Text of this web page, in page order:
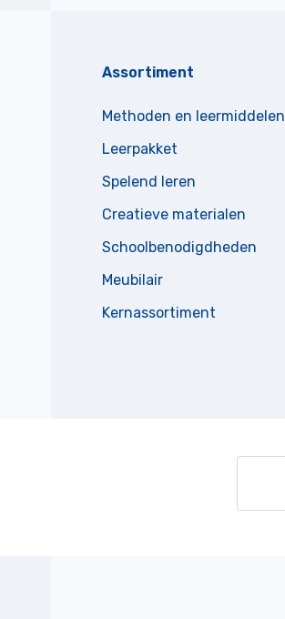
Assortiment
Methoden en leermiddelen
Leerpakket
Spelend leren
Creatieve materialen
Schoolbenodigdheden
Meubilair
Kernassortiment